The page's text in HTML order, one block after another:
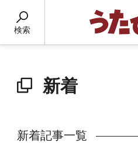
検索
新着
新着記事一覧